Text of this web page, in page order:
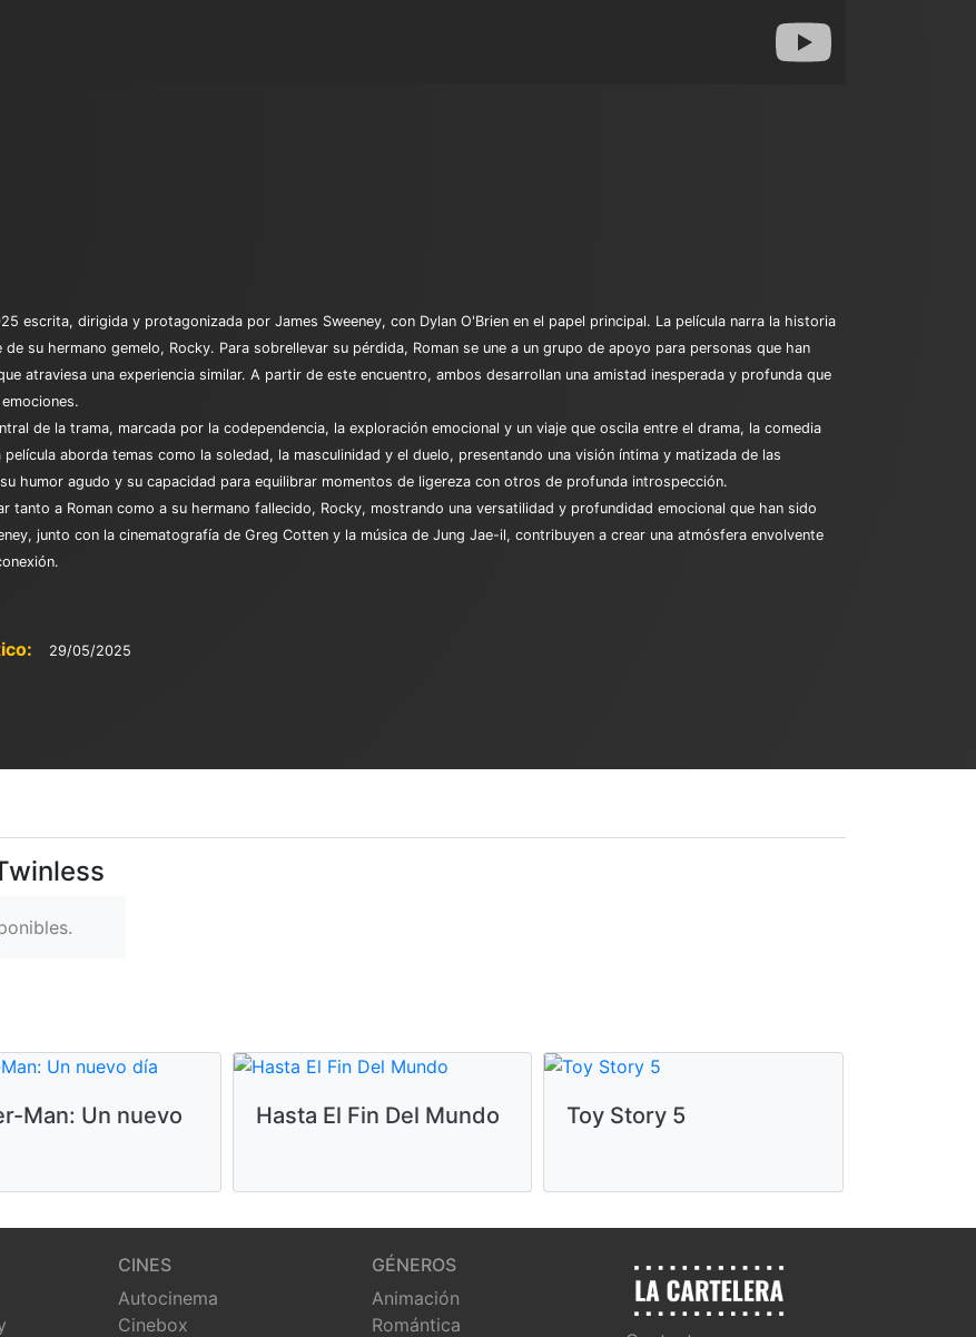
escrita, dirigida y protagonizada por James Sweeney, con Dylan O'Brien en el papel principal. La película narra la historia
su hermano gemelo, Rocky. Para sobrellevar su pérdida, Roman se une a un grupo de apoyo para personas que han
atraviesa una experiencia similar. A partir de este encuentro, ambos desarrollan una amistad inesperada y profunda que
de la trama, marcada por la codependencia, la exploración emocional y un viaje que oscila entre el drama, la comedia
aborda temas como la soledad, la masculinidad y el duelo, presentando una visión íntima y matizada de las
humor agudo y su capacidad para equilibrar momentos de ligereza con otros de profunda introspección.​
tanto a Roman como a su hermano fallecido, Rocky, mostrando una versatilidad y profundidad emocional que han sido
junto con la cinematografía de Greg Cotten y la música de Jung Jae-il, contribuyen a crear una atmósfera envolvente
29/05/2025
Man: Un nuevo
Hasta El Fin Del Mundo Toy Story 5
CINES
Autocinema
Cinebox
GÉNEROS
Animación
Romántica